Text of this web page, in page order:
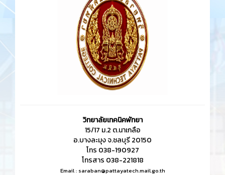
วิทยาลัยเทคนิคพัทยา
15/17 ม.2 ต.นาเกลือ
อ.บางละมุง จ.ชลบุรี 20150
โทร 038-190927
โทรสาร 038-221818
Email : saraban@pattayatech.mail.go.th